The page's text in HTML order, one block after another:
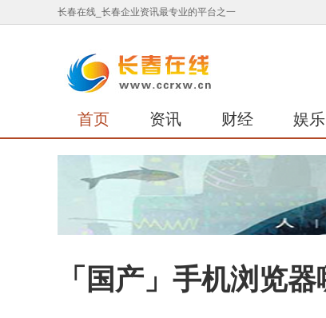
长春在线_长春企业资讯最专业的平台之一
首页 资讯 财经 娱乐
「国产」手机浏览